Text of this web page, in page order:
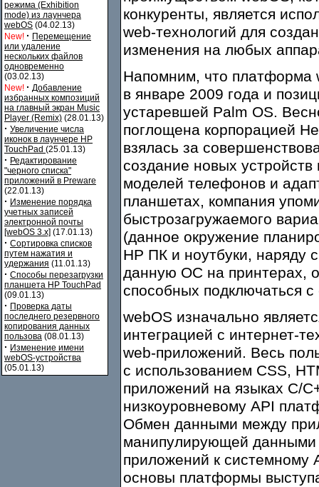
режима (Exhibition
mode) из лаунчера
webOS (04.02.13)
New! · Перемещение
или удаление
нескольких файлов
одновременно
(03.02.13)
New! · Добавление
избранных композиций
на главный экран Music
Player (Remix) (28.01.13)
· Увеличение числа
иконок в лаунчере HP
TouchPad (25.01.13)
· Редактирование
"черного списка"
приложений в Preware
(22.01.13)
· Изменение порядка
учетных записей
электронной почты
[webOS 3.x] (17.01.13)
· Сортировка списков
путем нажатия и
удержания (11.01.13)
· Способы перезагрузки
планшета HP TouchPad
(09.01.13)
· Проверка даты
последнего резервного
копирования данных
пользова (08.01.13)
· Изменение имени
webOS-устройства
(05.01.13)
конкуренты, является
web-технологий для
изменения на любых
Напомним, что платформа
в январе 2009 года и
устаревшей Palm OS.
поглощена корпорацией
взялась за
создание новых
моделей телефонов и
планшетах, компания
быстрозагружаемого
(данное окружение
HP ПК и ноутбуки, наряду
данную ОС на принтерах,
способных подключаться с
webOS изначально
интеграцией с интернет-
web-приложений. Весь
с использованием CSS,
приложений на языках C/
низкоуровневому API
Обмен данными между
манипулирующей данными
приложений к системному
основы платформы